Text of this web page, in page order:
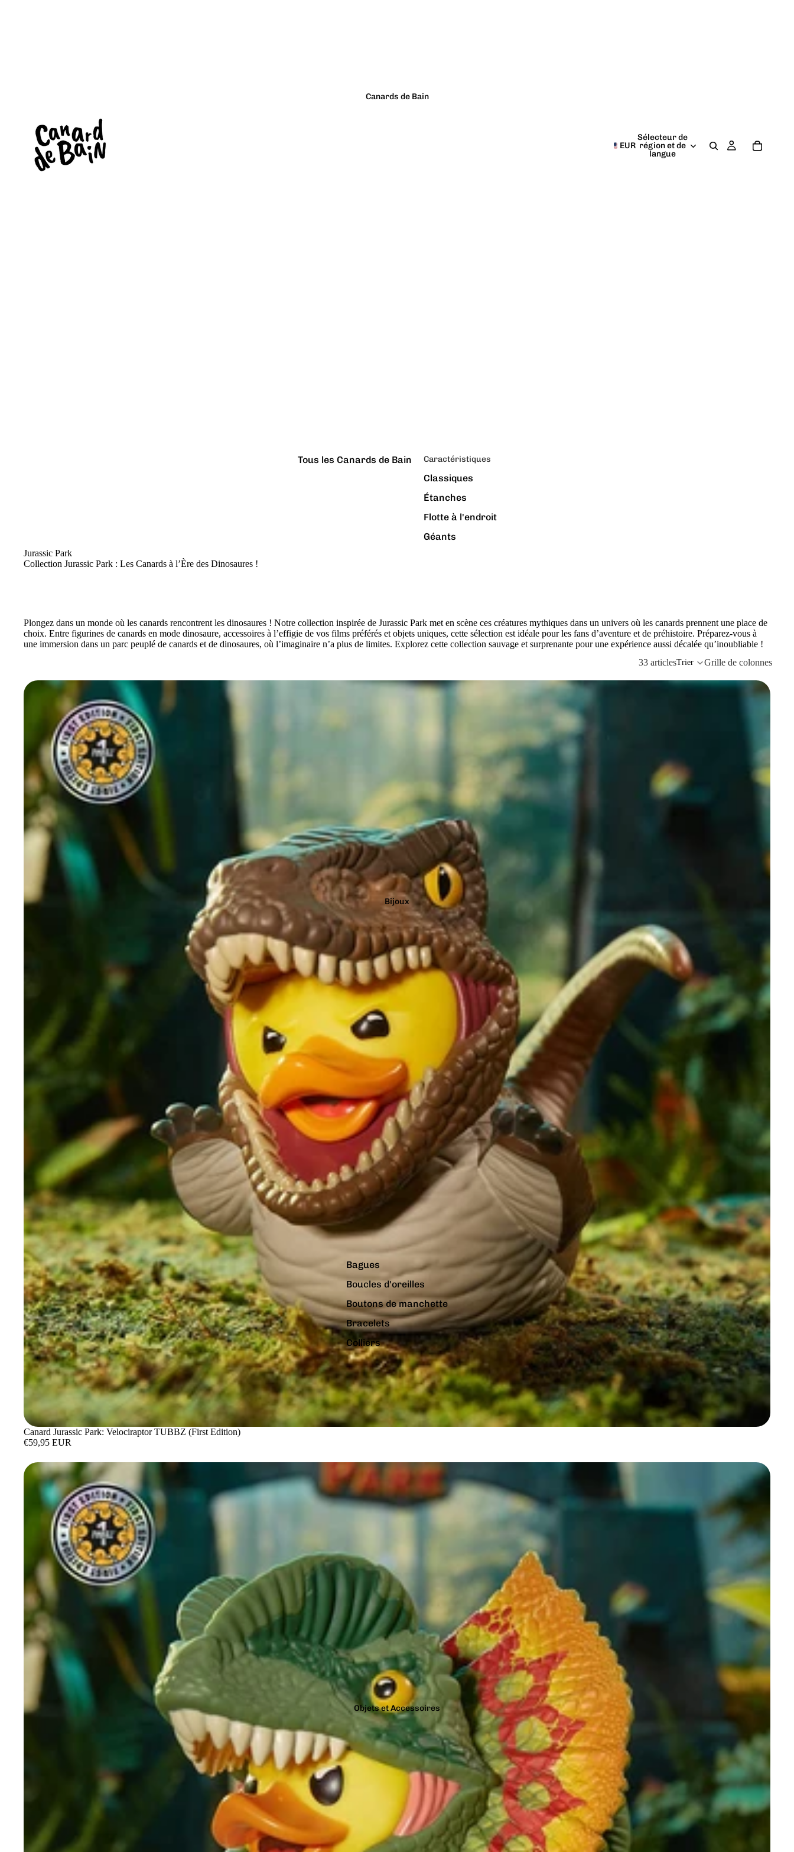
Canards de Bain
Tous les Canards de Bain Caractéristiques
Classiques
Étanches
Flotte à l'endroit
Géants
Couleurs
Argenté
Noir
Orange
Rose
Bijoux
Bagues
Boucles d'oreilles
Boutons de manchette
Bracelets
Colliers
Charms
Pins
Tout voir...
Objets et Accessoires
EUR
Sélecteur de
région et de
langue
Jurassic Park
Collection Jurassic Park : Les Canards à l’Ère des Dinosaures !
Plongez dans un monde où les canards rencontrent les dinosaures ! Notre collection inspirée de Jurassic Park met en scène ces créatures mythiques dans un univers où les canards prennent une place de
choix. Entre figurines de canards en mode dinosaure, accessoires à l’effigie de vos films préférés et objets uniques, cette sélection est idéale pour les fans d’aventure et de préhistoire. Préparez-vous à
une immersion dans un parc peuplé de canards et de dinosaures, où l’imaginaire n’a plus de limites. Explorez cette collection sauvage et surprenante pour une expérience aussi décalée qu’inoubliable !
33 articlesTrier Grille de colonnes
Canard Jurassic Park: Velociraptor TUBBZ (First Edition)
€59,95 EUR